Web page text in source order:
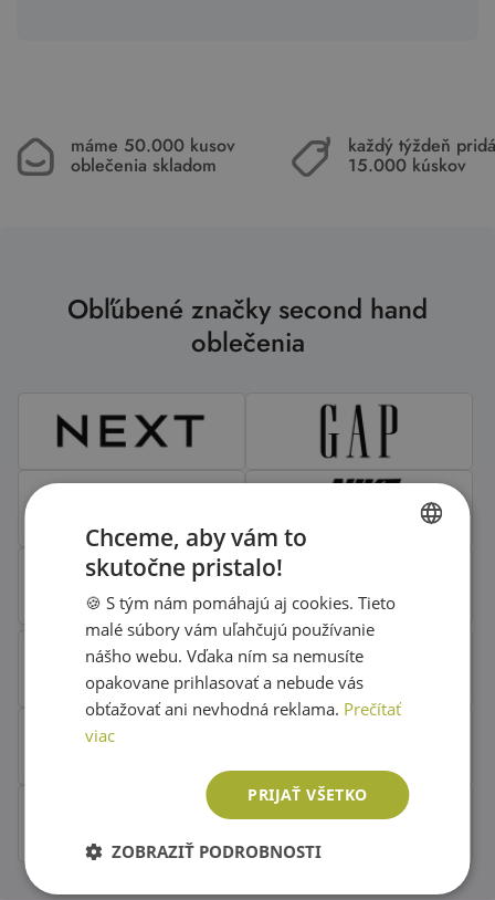
máme 50.000 kusov
oblečenia skladom
každý týždeň
15.000 kúskov
Obľúbené značky second hand
oblečenia
ENGLISH
Chceme, aby vám to
skutočne pristalo!
🍪 S tým nám pomáhajú aj cookies. Tieto
malé súbory vám uľahčujú používanie
nášho webu. Vďaka ním sa nemusíte
opakovane prihlasovať a nebude vás
obťažovať ani nevhodná reklama. Prečítať
viac
PRIJAŤ VŠETKO
ZOBRAZIŤ PODROBNOSTI